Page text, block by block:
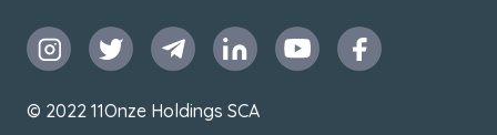
© 2022 11Onze Holdings SCA